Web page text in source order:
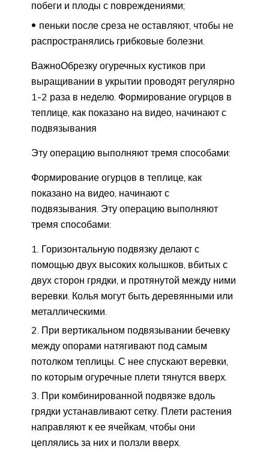
побеги и плоды с повреждениями;
пеньки после среза не оставляют, чтобы не
распространялись грибковые болезни.
ВажноОбрезку огуречных кустиков при
выращивании в укрытии проводят регулярно
1-2 раза в неделю. Формирование огурцов в
теплице, как показано на видео, начинают с
подвязывания
Эту операцию выполняют тремя способами:
Формирование огурцов в теплице, как
показано на видео, начинают с
подвязывания. Эту операцию выполняют
тремя способами:
Горизонтальную подвязку делают с
помощью двух высоких колышков, вбитых с
двух сторон грядки, и протянутой между ними
веревки. Колья могут быть деревянными или
металлическими.
При вертикальном подвязывании бечевку
между опорами натягивают под самым
потолком теплицы. С нее спускают веревки,
по которым огуречные плети тянутся вверх.
При комбинированной подвязке вдоль
грядки устанавливают сетку. Плети растения
направляют к ее ячейкам, чтобы они
цеплялись за них и ползли вверх.